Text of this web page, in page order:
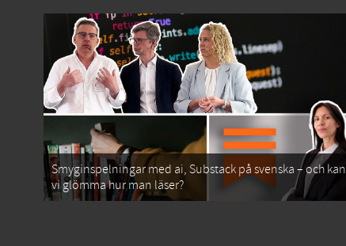
Smyginspelningar med ai, Substack på svenska – och kan
vi glömma hur man läser?